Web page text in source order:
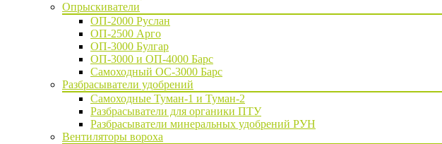
Опрыскиватели
ОП-2000 Руслан
ОП-2500 Арго
ОП-3000 Булгар
ОП-3000 и ОП-4000 Барс
Самоходный ОС-3000 Барс
Разбрасыватели удобрений
Самоходные Туман-1 и Туман-2
Разбрасыватели для органики ПТУ
Разбрасыватели минеральных удобрений РУН
Вентиляторы вороха